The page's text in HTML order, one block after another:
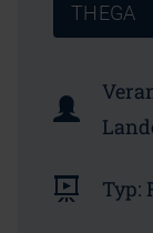
THEGA
Typ: